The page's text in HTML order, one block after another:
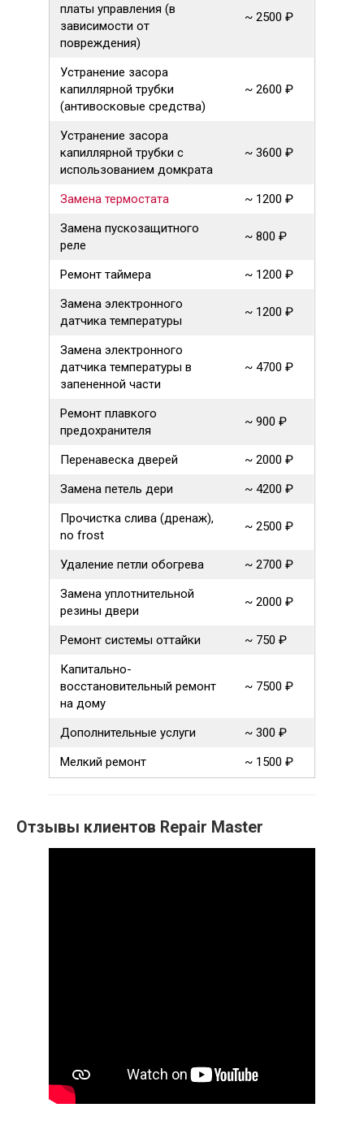
платы управления (в
зависимости от
повреждения)
~ 2500 ₽
Устранение засора
капиллярной трубки
(антивосковые средства)
~ 2600 ₽
Устранение засора
капиллярной трубки с
использованием домкрата
~ 3600 ₽
Замена термостата
~ 1200 ₽
Замена пускозащитного
реле
~ 800 ₽
Ремонт таймера
~ 1200 ₽
Замена электронного
датчика температуры
~ 1200 ₽
Замена электронного
датчика температуры в
запененной части
~ 4700 ₽
Ремонт плавкого
предохранителя
~ 900 ₽
Перенавеска дверей
~ 2000 ₽
Замена петель дери
~ 4200 ₽
Прочистка слива (дренаж),
no frost
~ 2500 ₽
Удаление петли обогрева
~ 2700 ₽
Замена уплотнительной
резины двери
~ 2000 ₽
Ремонт системы оттайки
~ 750 ₽
Капитально-
восстановительный ремонт
на дому
~ 7500 ₽
Дополнительные услуги
~ 300 ₽
Мелкий ремонт
~ 1500 ₽
Отзывы клиентов Repair Master